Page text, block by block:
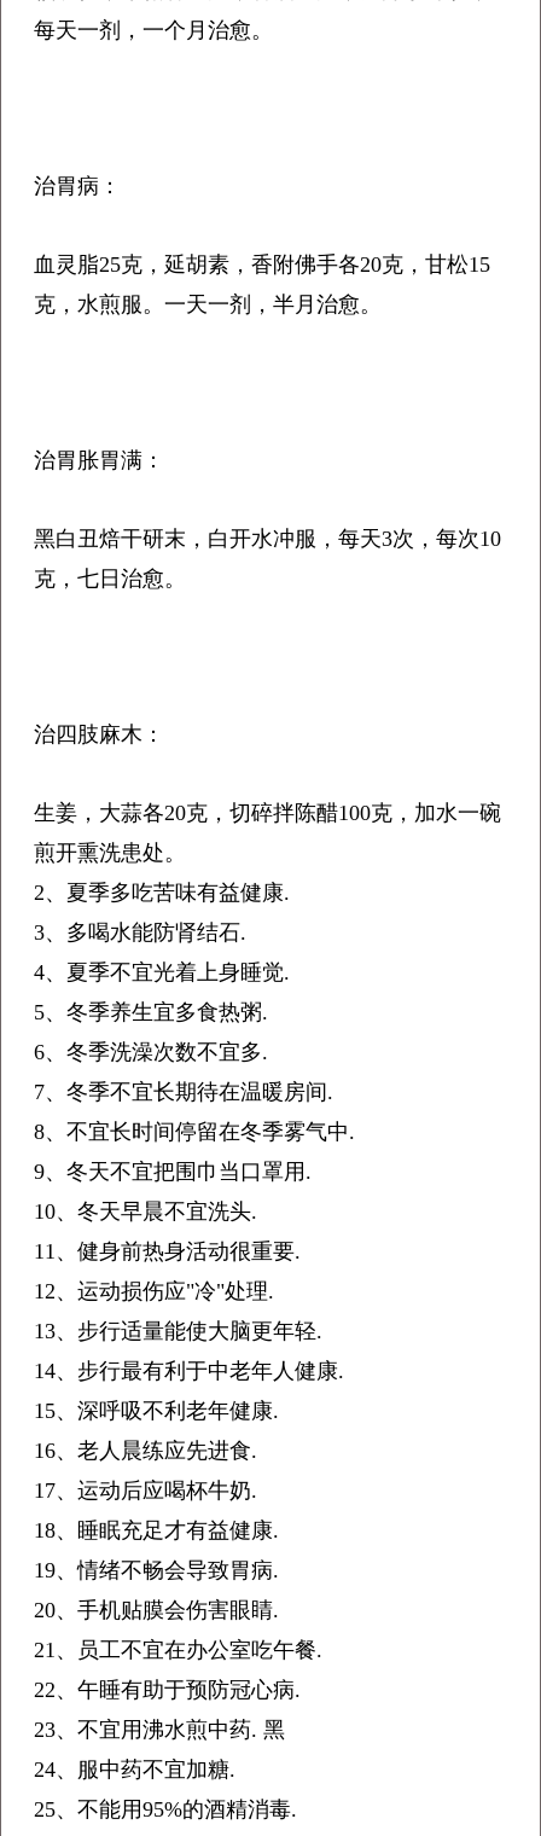
每天一剂，一个月治愈。
治胃病：
血灵脂25克，延胡素，香附佛手各20克，甘松15
克，水煎服。一天一剂，半月治愈。
治胃胀胃满：
黑白丑焙干研末，白开水冲服，每天3次，每次10
克，七日治愈。
治四肢麻木：
生姜，大蒜各20克，切碎拌陈醋100克，加水一碗
煎开熏洗患处。
2、夏季多吃苦味有益健康.
3、多喝水能防肾结石.
4、夏季不宜光着上身睡觉.
5、冬季养生宜多食热粥.
6、冬季洗澡次数不宜多.
7、冬季不宜长期待在温暖房间.
8、不宜长时间停留在冬季雾气中.
9、冬天不宜把围巾当口罩用.
10、冬天早晨不宜洗头.
11、健身前热身活动很重要.
12、运动损伤应"冷"处理.
13、步行适量能使大脑更年轻.
14、步行最有利于中老年人健康.
15、深呼吸不利老年健康.
16、老人晨练应先进食.
17、运动后应喝杯牛奶.
18、睡眠充足才有益健康.
19、情绪不畅会导致胃病.
20、手机贴膜会伤害眼睛.
21、员工不宜在办公室吃午餐.
22、午睡有助于预防冠心病.
23、不宜用沸水煎中药. 黑
24、服中药不宜加糖.
25、不能用95%的酒精消毒.